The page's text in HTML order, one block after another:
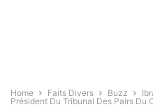
Home Faits Divers Buzz
Président Du Tribunal Des Pairs Du